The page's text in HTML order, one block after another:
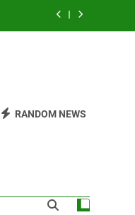
RANDOM NEWS